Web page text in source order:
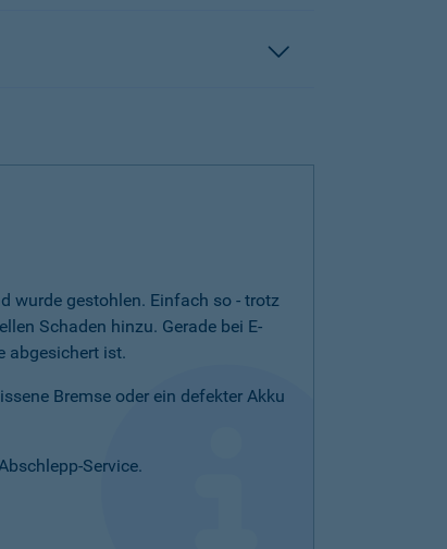
wurde gestohlen. Einfach so - trotz
Schaden hinzu. Gerade bei E-
abgesichert ist.
Bremse oder ein defekter Akku
Service.